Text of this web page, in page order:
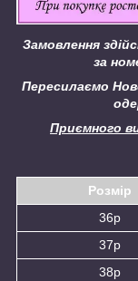
Замовлення
за
Пересилаємо
Приємного
Розмір
36р
37р
38р